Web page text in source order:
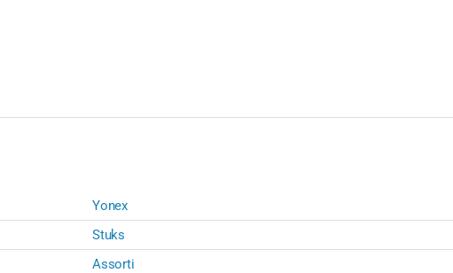
Yonex
Stuks
Assorti